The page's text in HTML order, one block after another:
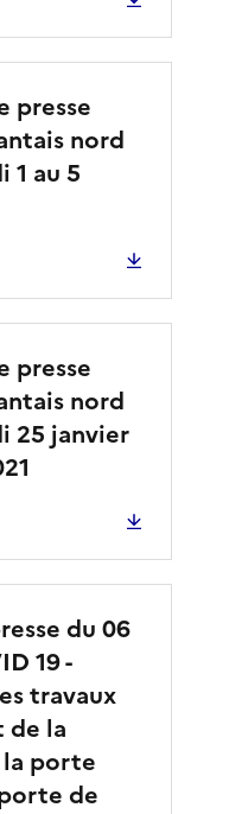
presse
nord
1 au 5
presse
nord
25 janvier
du 06
19 -
travaux
de la
la porte
de